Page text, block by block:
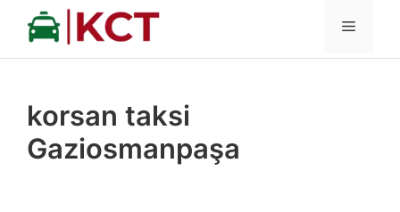
İçeriğe
MENÜ
korsan taksi
Gaziosmanpaşa